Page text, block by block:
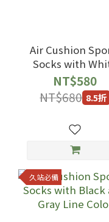
Air Cushion
Socks with White
and Dark Blue
NT$580
NT$680 8.5折
久站必備